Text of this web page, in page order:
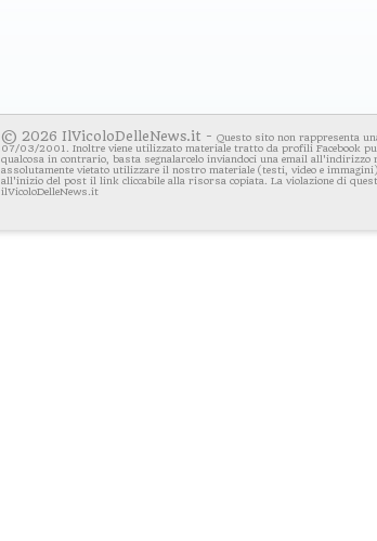
© 2026 IlVicoloDelleNews.it - Questo sito non rappresenta
07/03/2001. Inoltre viene utilizzato materiale tratto da profili Facebook
qualcosa in contrario, basta segnalarcelo inviandoci una email
assolutamente vietato utilizzare il nostro materiale (testi, video e
all'inizio del post il link cliccabile alla risorsa copiata. La violazione di
ilVicoloDelleNews.it